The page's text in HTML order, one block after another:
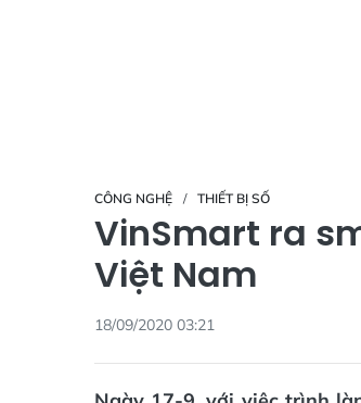
CÔNG NGHỆ THIẾT BỊ SỐ
VinSmart ra
Việt Nam
18/09/2020 03:21